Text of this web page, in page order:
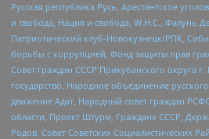
Русская республика Русь, Арестантское
и свобода, Нация и свобода, W.H.С., Фалунь
Патриотический клуб-Новокузнецк/РПК,
борьбы с коррупцией, Фонд защиты прав
Совет граждан СССР Прикубанского округа
государство, Народное объединение
движение Адат, Народный совет граждан
области, Проект Штурм, Граждане СССР,
Родов, Совет Советских Социалистических